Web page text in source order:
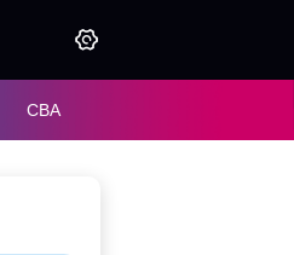
CBA